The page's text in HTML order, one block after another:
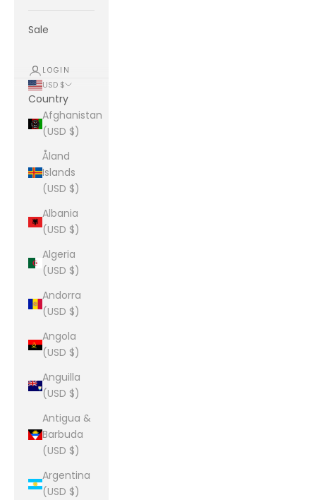
Sale
LOGIN
USD $
Country
Afghanistan
(USD $)
Åland
Islands
(USD $)
Albania
(USD $)
Algeria
(USD $)
Andorra
(USD $)
Angola
(USD $)
Anguilla
(USD $)
Antigua &
Barbuda
(USD $)
Argentina
(USD $)